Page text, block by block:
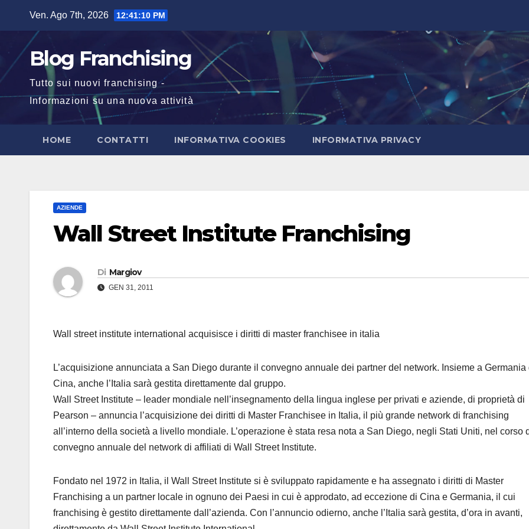
contenuto
Ven. Ago 7th, 2026 12:41:10 PM
Blog Franchising
Tutto sui nuovi franchising -
Informazioni su una nuova attività
HOME CONTATTI INFORMATIVA COOKIES INFORMATIVA PRIVACY
AZIENDE
Wall Street Institute Franchising
Di Margiov
GEN 31, 2011
Wall street institute international acquisisce i diritti di master franchisee in italia
L’acquisizione annunciata a San Diego durante il convegno annuale dei partner del network. Insieme a Germania
Cina, anche l’Italia sarà gestita direttamente dal gruppo.
Wall Street Institute – leader mondiale nell’insegnamento della lingua inglese per privati e aziende, di proprietà di
Pearson – annuncia l’acquisizione dei diritti di Master Franchisee in Italia, il più grande network di franchising
all’interno della società a livello mondiale. L’operazione è stata resa nota a San Diego, negli Stati Uniti, nel corso
convegno annuale del network di affiliati di Wall Street Institute.
Fondato nel 1972 in Italia, il Wall Street Institute si è sviluppato rapidamente e ha assegnato i diritti di Master
Franchising a un partner locale in ognuno dei Paesi in cui è approdato, ad eccezione di Cina e Germania, il cui
franchising è gestito direttamente dall’azienda. Con l’annuncio odierno, anche l’Italia sarà gestita, d’ora in avanti,